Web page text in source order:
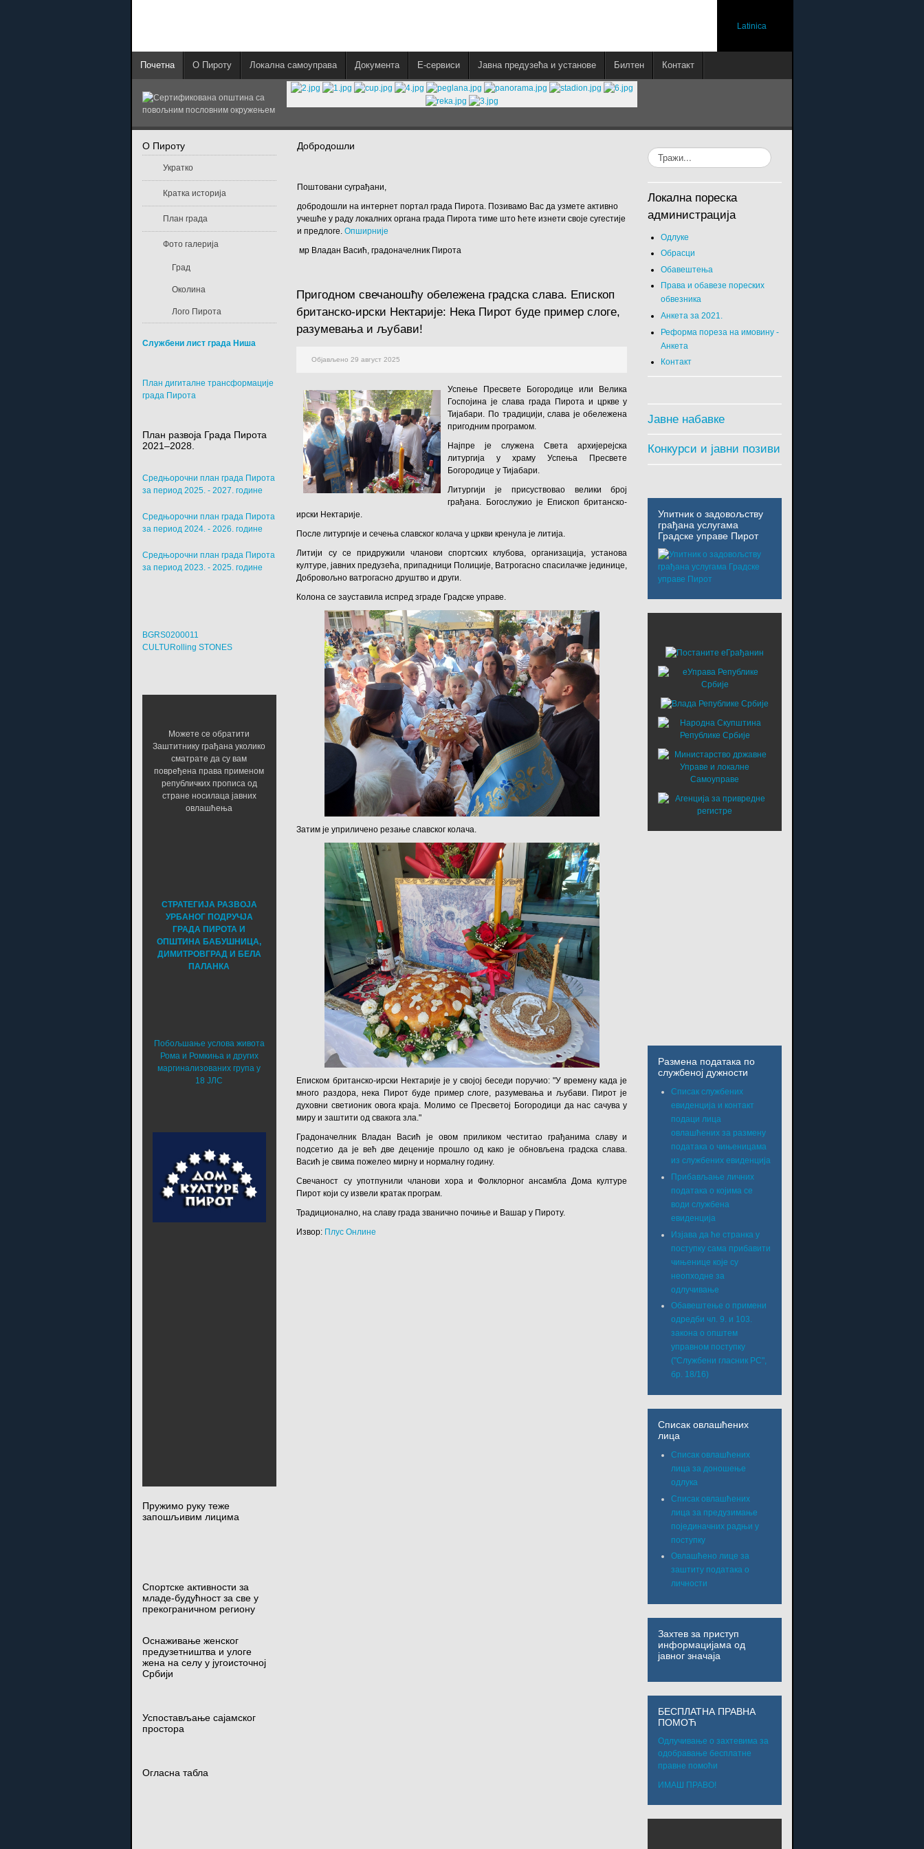
Latinica
Почетна О Пироту Локална самоуправа Документа E-сервиси Јавна предузећа и установе Билтен Контакт
Добродошли
Поштовани суграђани,
добродошли на интернет портал града Пирота. Позивамо Вас да узмете активно
учешће у раду локалних органа града Пирота тиме што ћете изнети своје сугестије
и предлоге.Опширније
мр Владан Васић, градоначелник Пирота
Пригодном свечаношћу обележена градска слава. Епископ
британско-ирски Нектарије: Нека Пирот буде пример слоге,
разумевања и љубави!
Објављено 29 август 2025
Успење Пресвете Богородице или Велика
Госпојина је слава града Пирота и цркве у
Тијабари. По традицији, слава је обележена
пригодним програмом.
Најпре је служена Света архијерејска
литургија у храму Успења Пресвете
Богородице у Тијабари.
Литургији је присуствовао велики број
грађана. Богослужио је Епископ британско-
ирски Нектарије.
После литургије и сечења славског колача у цркви кренула је литија.
Литији су се придружили чланови спортских клубова, организација, установа
културе, јавних предузећа, припадници Полиције, Ватрогасно спасилачке јединице,
Добровољно ватрогасно друштво и други.
Колона се зауставила испред зграде Градске управе.
Затим је уприличено резање славског колача.
Еписком британско-ирски Нектарије је у својој беседи поручио: "У времену када је
много раздора, нека Пирот буде пример слоге, разумевања и љубави. Пирот је
духовни светионик овога краја. Молимо се Пресветој Богородици да нас сачува у
миру и заштити од свакога зла."
Градоначелник Владан Васић је овом приликом честитао грађанима славу и
подсетио да је већ две деценије прошло од како је обновљена градска слава.
Васић је свима пожелео мирну и нормалну годину.
Свечаност су употпунили чланови хора и Фолклорног ансамбла Дома културе
Пирот који су извели кратак програм.
Традиционално, на славу града званично почиње и Вашар у Пироту.
Извор: Плус Онлине
О Пироту
Укратко
Кратка историја
План града
Фото галерија
Град
Околина
Лого Пирота
Службени лист града Ниша
План дигиталне трансформације
града Пирота
План развоја Града Пирота
2021–2028.
Средњорочни план града Пирота
за период 2025. - 2027. године
Средњорочни план града Пирота
за период 2024. - 2026. године
Средњорочни план града Пирота
за период 2023. - 2025. године
BGRS0200011
CULTURolling STONES
Можете се обратити
Заштитнику грађана уколико
сматрате да су вам
повређена права применом
републичких прописа од
стране носилаца јавних
овлашћења
СТРАТЕГИЈА РАЗВОЈА
УРБАНОГ ПОДРУЧЈА
ГРАДА ПИРОТА И
ОПШТИНА БАБУШНИЦА,
ДИМИТРОВГРАД И БЕЛА
ПАЛАНКА
Побољшање услова живота
Рома и Ромкиња и других
маргинализованих група у
18 ЈЛС
Пружимо руку теже
запошљивим лицима
Спортске активности за
младе-будућност за све у
прекограничном региону
Оснаживање женског
предузетништва и улоге
жена на селу у југоисточној
Србији
Успостављање сајамског
простора
Огласна табла
Локална пореска
администрација
Одлуке
Обрасци
Обавештења
Права и обавезе пореских
обвезника
Анкета за 2021.
Реформа пореза на имовину -
Анкета
Контакт
Јавне набавке
Конкурси и јавни позиви
Упитник о задовољству
грађана услугама
Градске управе Пирот
Размена података по
службеној дужности
Списак службених
евиденција и контакт
подаци лица
овлашћених за размену
података о чињеницама
из службених евиденција
Прибављање личних
података о којима се
води службена
евиденција
Изјава да ће странка у
поступку сама прибавити
чињенице које су
неопходне за
одлучивање
Обавештење о примени
одредби чл. 9. и 103.
закона о општем
управном поступку
("Службени гласник РС",
бр. 18/16)
Списак овлашћених
лица
Списак овлашћених
лица за доношење
одлука
Списак овлашћених
лица за предузимање
појединачних радњи у
поступку
Овлашћено лице за
заштиту података о
личности
Захтев за приступ
информацијама од
јавног значаја
БЕСПЛАТНА ПРАВНА
ПОМОЋ
Одлучивање о захтевима за
одобравање бесплатне
правне помоћи
ИМАШ ПРАВО!